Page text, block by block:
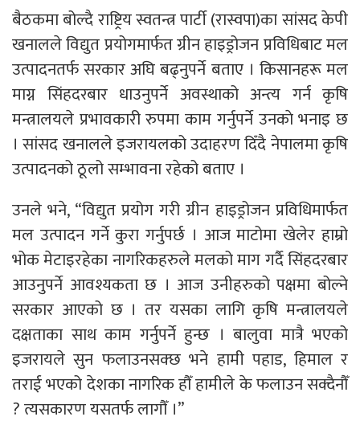
बैठकमा बोल्दै राष्ट्रिय स्वतन्त्र पार्टी (रास्वपा)का सांसद केपी
खनालले विद्युत प्रयोगमार्फत ग्रीन हाइड्रोजन प्रविधिबाट मल
उत्पादनतर्फ सरकार अघि बढ्नुपर्ने बताए । किसानहरू मल
माग्न सिंहदरबार धाउनुपर्ने अवस्थाको अन्त्य गर्न कृषि
मन्त्रालयले प्रभावकारी रुपमा काम गर्नुपर्ने उनकाे भनाइ छ
। सांसद खनालले इजरायलको उदाहरण दिँदै नेपालमा कृषि
उत्पादनको ठूलो सम्भावना रहेको बताए ।
उनले भने, “विद्युत प्रयोग गरी ग्रीन हाइड्रोजन प्रविधिमार्फत
मल उत्पादन गर्ने कुरा गर्नुपर्छ । आज माटोमा खेलेर हाम्रो
भोक मेटाइरहेका नागरिकहरुले मलको माग गर्दै सिंहदरबार
आउनुपर्ने आवश्यकता छ । आज उनीहरुको पक्षमा बोल्ने
सरकार आएको छ । तर यसका लागि कृषि मन्त्रालयले
दक्षताका साथ काम गर्नुपर्ने हुन्छ । बालुवा मात्रै भएको
इजरायले सुन फलाउनसक्छ भने हामी पहाड, हिमाल र
तराई भएको देशका नागरिक हौँ हामीले के फलाउन सक्दैनौँ
? त्यसकारण यसतर्फ लागौँ ।”